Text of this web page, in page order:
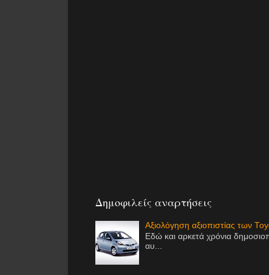
Δημοφιλείς αναρτήσεις
Αξιολόγηση αξιοπιστίας των
Εδώ και αρκετά χρόνια
αυ...